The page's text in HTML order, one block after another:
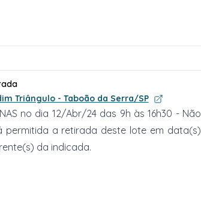
Triângulo - Taboão da Serra/SP
no dia 12/Abr/24 das 9h às 16h30 - Não
permitida a retirada deste lote em data(s)
da indicada.